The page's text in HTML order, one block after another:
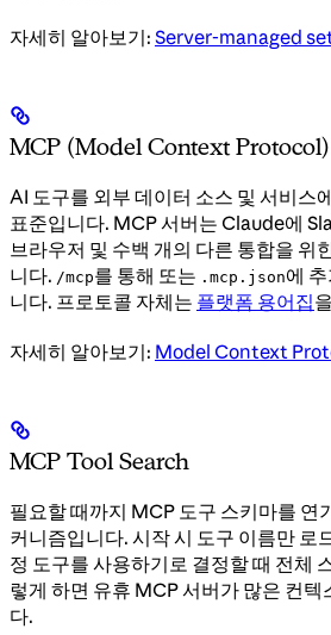
자세히 알아보기: Server-managed
MCP (Model Context Protocol)
AI 도구를 외부 데이터 소스 및 서비스
표준입니다. MCP 서버는 Claude에
브라우저 및 수백 개의 다른 통합을 위
니다. /mcp를 통해 또는 .mcp.json에
니다. 프로토콜 자체는 플랫폼 용어집
자세히 알아보기: Model Context
MCP Tool Search
필요할 때까지 MCP 도구 스키마를 연
커니즘입니다. 시작 시 도구 이름만 로
정 도구를 사용하기로 결정할 때 전체
렇게 하면 유휴 MCP 서버가 많은 컨
다.